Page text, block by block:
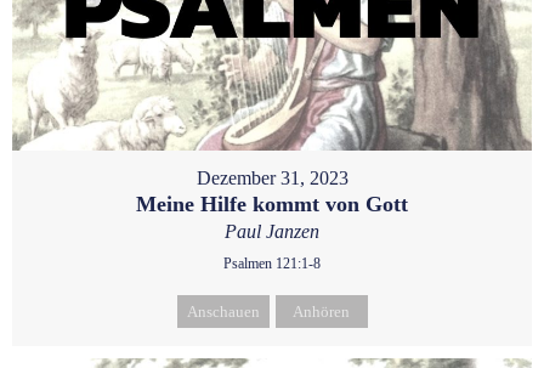
Dezember 31, 2023
Meine Hilfe kommt von Gott
Paul Janzen
Psalmen 121:1-8
Anschauen Anhören